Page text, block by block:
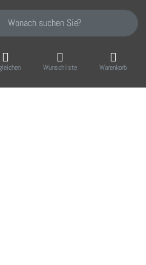
Sie einen Suchbegriff ein. Während
Wunschliste Warenkorb